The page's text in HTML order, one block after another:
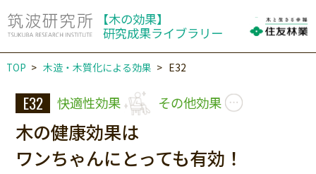
【木の効果】
研究成果ライブラリー
TOP 木造・木質化による効果 E32
E32 快適性効果 その他効果
木の健康効果は
ワンちゃんにとっても有効！